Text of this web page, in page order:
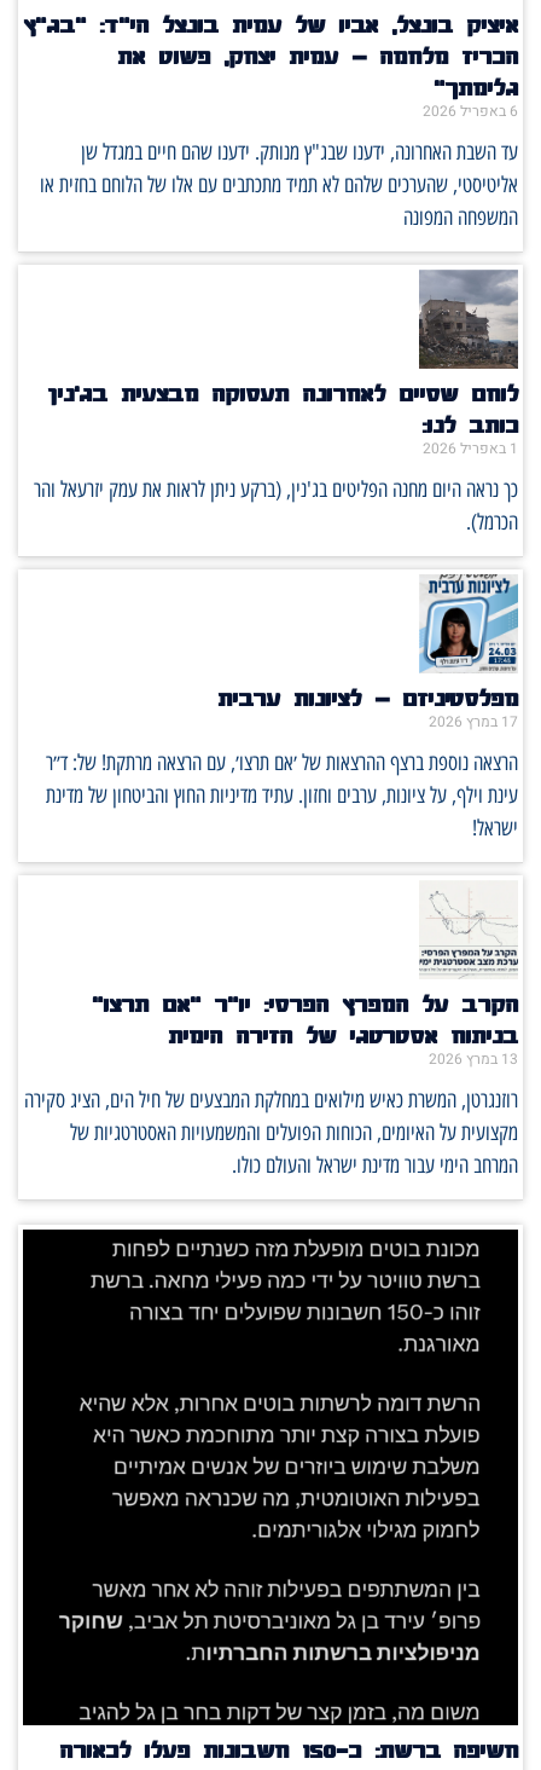
איציק בונצל, אביו של עמית בונצל הי"ד: "בג"ץ
הכריז מלחמה – עמית יצחק, פשוט את
גלימתך"
6 באפריל 2026
עד השבת האחרונה, ידענו שבג"ץ מנותק. ידענו שהם חיים במגדל שן
אליטיסטי, שהערכים שלהם לא תמיד מתכתבים עם אלו של הלוחם בחזית או
המשפחה המפונה
לוחם שסיים לאחרונה תעסוקה מבצעית בג'נין
כותב לנו:
1 באפריל 2026
כך נראה היום מחנה הפליטים בג'נין, (ברקע ניתן לראות את עמק יזרעאל והר
הכרמל).
מפלסטיניזם – לציונות ערבית
17 במרץ 2026
הרצאה נוספת ברצף ההרצאות של ׳אם תרצו׳, עם הרצאה מרתקת! של: ד״ר
עינת וילף, על ציונות, ערבים וחזון. עתיד מדיניות החוץ והביטחון של מדינת
ישראל!
הקרב על המפרץ הפרסי: יו"ר "אם תרצו"
בניתוח אסטרטגי של הזירה הימית
13 במרץ 2026
רוזנגרטן, המשרת כאיש מילואים במחלקת המבצעים של חיל הים, הציג סקירה
מקצועית על האיומים, הכוחות הפועלים והמשמעויות האסטרטגיות של
המרחב הימי עבור מדינת ישראל והעולם כולו.
חשיפה ברשת: כ־150 חשבונות פעלו לכאורה